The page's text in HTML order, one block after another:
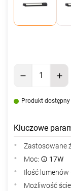
Produkt dostępny
Kluczowe
Zastosowane
Moc:
17W
Ilość lumenów
Możliwość